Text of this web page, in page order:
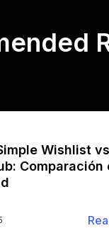
Wishlist
Comparación